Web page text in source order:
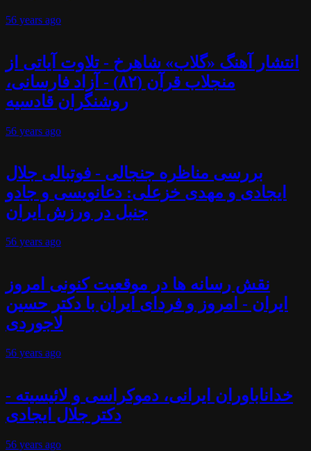
56 years ago
انتشار آهنگ «گلاب» شاهرخ - تلاوت آیاتی از
منجلاب قرآن (۸۲) - آزاد فارسانی،
روشنگران قادسیه
56 years ago
بررسی مناظره جنجالی - فوتبالی جلال
ایجادی و مهدی خزعلی: دعانویسی و جادو
جنبل در ورزش ایران
56 years ago
نقش رسانه ها در موقعیت کنونی امروز
ایران - امروز و فردای ایران با دکتر حسین
لاجوردی
56 years ago
خداناباوران ایرانی، دموکراسی و لائیسیته -
دکتر جلال ایجادی
56 years ago